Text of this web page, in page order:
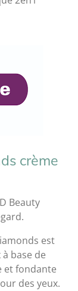
crème
Beauty
est
base de
et fondante
des yeux.